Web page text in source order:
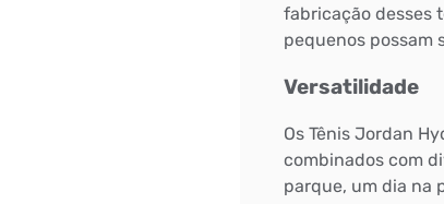
fabricação desses
pequenos possam
Versatilidade
Os Tênis Jordan
combinados com
parque, um dia na